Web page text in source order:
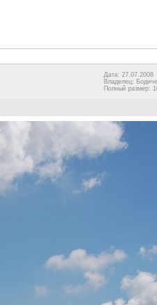
Дата: 27.07.2008
Владелец:
Полный размер: